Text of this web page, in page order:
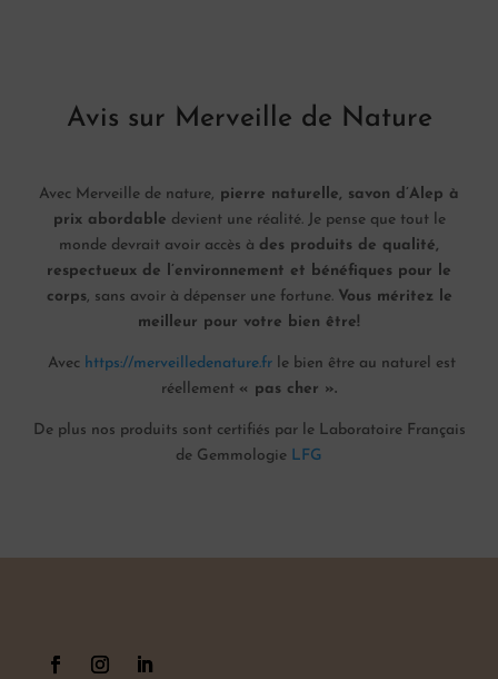
Avis sur Merveille de Nature
Avec Merveille de nature, pierre naturelle, savon d’Alep à
prix abordable devient une réalité. Je pense que tout le
monde devrait avoir accès à des produits de qualité,
respectueux de l’environnement et bénéfiques pour le
corps, sans avoir à dépenser une fortune. Vous méritez le
meilleur pour votre bien être!
Avec https://merveilledenature.frle bien être au naturel est
réellement « pas cher ».
De plus nos produits sont certifiés par le Laboratoire Français
de Gemmologie LFG